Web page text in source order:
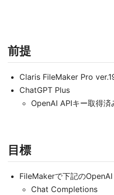
前提
Claris FileMaker Pro
ChatGPT Plus
OpenAI APIキー取得済
目標
FileMakerで下記の
Chat Completions